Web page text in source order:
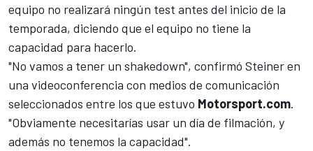
equipo no realizará ningún test antes del inicio de la
temporada, diciendo que el equipo no tiene la
capacidad para hacerlo.
"No vamos a tener un shakedown", confirmó Steiner en
una videoconferencia con medios de comunicación
seleccionados entre los que estuvo Motorsport.com.
"Obviamente necesitarías usar un día de filmación, y
además no tenemos la capacidad".